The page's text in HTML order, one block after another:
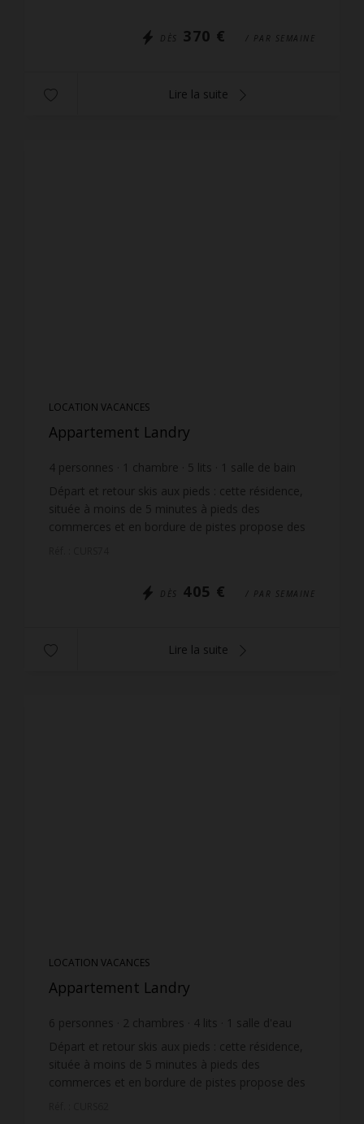
DÈS 370 € / PAR SEMAINE
Lire la suite
LOCATION VACANCES
Appartement Landry
4 personnes 1 chambre 5 lits 1 salle de bain
Départ et retour skis aux pieds : cette résidence,
située à moins de 5 minutes à pieds des
commerces et en bordure de pistes propose des
DÈS 405 € / PAR SEMAINE
Lire la suite
LOCATION VACANCES
Appartement Landry
6 personnes 2 chambres 4 lits 1 salle d'eau
Départ et retour skis aux pieds : cette résidence,
située à moins de 5 minutes à pieds des
commerces et en bordure de pistes propose des